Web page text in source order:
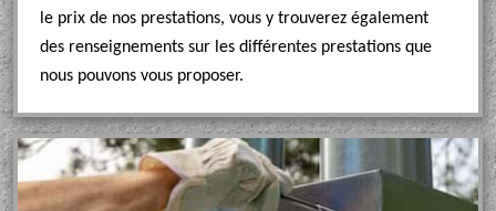
le prix de nos prestations, vous y trouverez également
des renseignements sur les différentes prestations que
nous pouvons vous proposer.